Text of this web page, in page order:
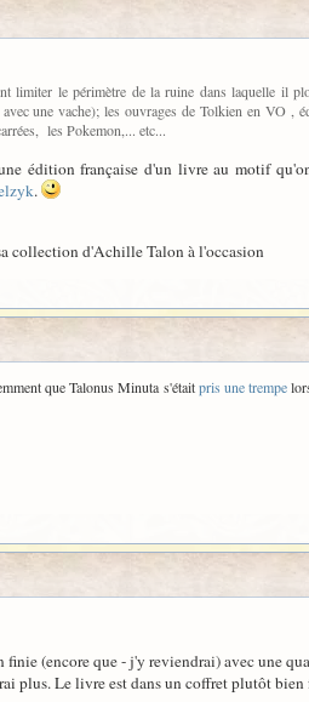
limiter le périmètre de la ruine dans laquelle il
une vache); les ouvrages de Tolkien en VO
les Pokemon,... etc...
édition française d'un livre au motif
.
collection d'Achille Talon à l'occasion
que Talonus Minuta s'étaitpris une trempe
(encore que - j'y reviendrai) avec une
plus. Le livre est dans un coffret plutôt bien